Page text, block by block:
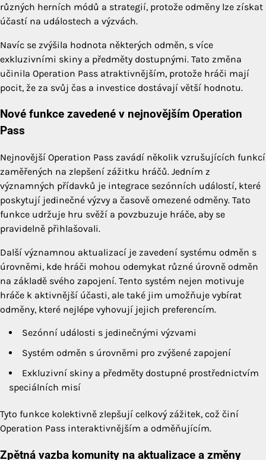
různých herních módů a strategií, protože odměny lze získat
účastí na událostech a výzvách.
Navíc se zvýšila hodnota některých odměn, s více
exkluzivními skiny a předměty dostupnými. Tato změna
učinila Operation Pass atraktivnějším, protože hráči mají
pocit, že za svůj čas a investice dostávají větší hodnotu.
Nové funkce zavedené v nejnovějším Operation
Pass
Nejnovější Operation Pass zavádí několik vzrušujících funkcí
zaměřených na zlepšení zážitku hráčů. Jedním z
významných přídavků je integrace sezónních událostí, které
poskytují jedinečné výzvy a časově omezené odměny. Tato
funkce udržuje hru svěží a povzbuzuje hráče, aby se
pravidelně přihlašovali.
Další významnou aktualizací je zavedení systému odměn s
úrovněmi, kde hráči mohou odemykat různé úrovně odměn
na základě svého zapojení. Tento systém nejen motivuje
hráče k aktivnější účasti, ale také jim umožňuje vybírat
odměny, které nejlépe vyhovují jejich preferencím.
Sezónní události s jedinečnými výzvami
Systém odměn s úrovněmi pro zvýšené zapojení
Exkluzivní skiny a předměty dostupné prostřednictvím
speciálních misí
Tyto funkce kolektivně zlepšují celkový zážitek, což činí
Operation Pass interaktivnějším a odměňujícím.
Zpětná vazba komunity na aktualizace a změny